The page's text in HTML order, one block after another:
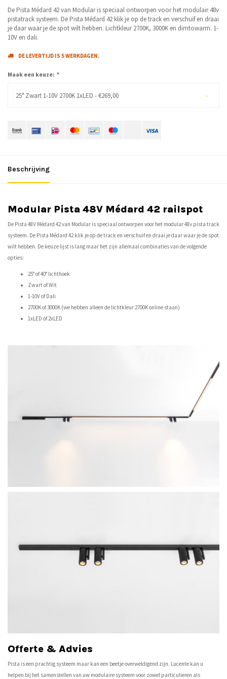
De Pista Médard 42 van Modular is speciaal ontworpen voor het modulair 48v
pistatrack systeem. De Pista Médard 42 klik je op de track en verschuif en draai
je daar waar je de spot wilt hebben. Lichtkleur 2700K, 3000K en dimtowarm. 1-
10V en dali.
DE LEVERTIJD IS 5 WERKDAGEN.
Maak een keuze: *
25° Zwart 1-10V 2700K 1xLED - €269,00
Beschrijving
Modular Pista 48V Médard 42 railspot
De Pista 48V Médard 42 van Modular is speciaal ontworpen voor het modular 48v pista track
systeem. De Pista Médard 42 klik je op de track en verschuif en draai je daar waar je de spot
wilt hebben. De keuze lijst is lang maar het zijn allemaal combinaties van de volgende
opties:
25° of 40° lichthoek
Zwart of Wit
1-10V of Dali
2700K of 3000K (we hebben alleen de lichtkleur2700K online staan)
1xLED of 2xLED
Offerte & Advies
Pista is een prachtig systeem maar kan een beetje overweldigend zijn. Lucente kan u
helpen bij het samenstellen van uw modulaire systeem voor zowel particulieren als